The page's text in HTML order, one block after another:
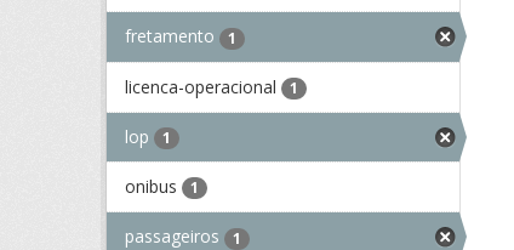
fretamento 1
licenca-operacional 1
lop 1
onibus 1
passageiros 1